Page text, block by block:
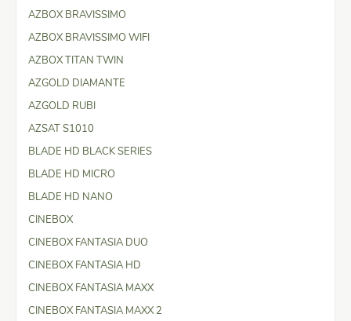
AZBOX BRAVISSIMO
AZBOX BRAVISSIMO WIFI
AZBOX TITAN TWIN
AZGOLD DIAMANTE
AZGOLD RUBI
AZSAT S1010
BLADE HD BLACK SERIES
BLADE HD MICRO
BLADE HD NANO
CINEBOX
CINEBOX FANTASIA DUO
CINEBOX FANTASIA HD
CINEBOX FANTASIA MAXX
CINEBOX FANTASIA MAXX 2